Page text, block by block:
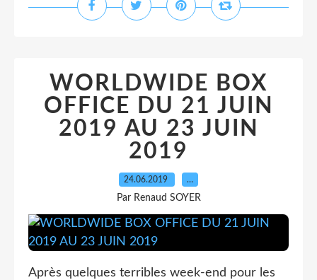
WORLDWIDE BOX
OFFICE DU 21 JUIN
2019 AU 23 JUIN
2019
24.06.2019 …
Par Renaud SOYER
Après quelques terribles week-end pour les